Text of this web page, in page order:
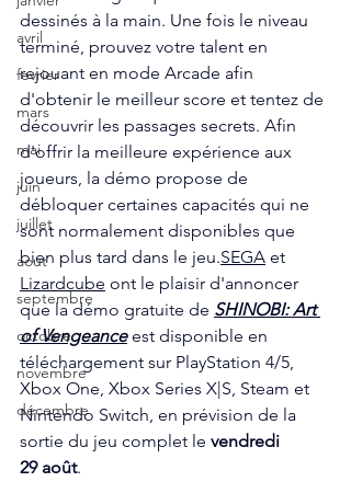
avril
fevrier
mars
mai
juin
juillet
aout
septembre
octobre
novembre
décembre
dessinés à la main. Une fois le niveau
terminé, prouvez votre talent en
rejouant en mode Arcade afin
d'obtenir le meilleur score et tentez de
découvrir les passages secrets. Afin
d'offrir la meilleure expérience aux
joueurs, la démo propose de
débloquer certaines capacités qui ne
sont normalement disponibles que
bien plus tard dans le jeu.SEGA et
Lizardcube ont le plaisir d'annoncer
que la démo gratuite de SHINOBI: Art
of Vengeance est disponible en
téléchargement sur PlayStation 4/5,
Xbox One, Xbox Series X|S, Steam et
Nintendo Switch, en prévision de la
sortie du jeu complet le vendredi
29 août.